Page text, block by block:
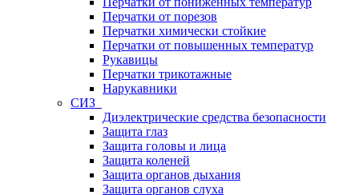
Перчатки от порезов
Перчатки химически стойкие
Перчатки от повышенных температур
Рукавицы
Перчатки трикотажные
Нарукавники
СИЗ
Диэлектрические средства безопасности
Защита глаз
Защита головы и лица
Защита коленей
Защита органов дыхания
Защита органов слуха